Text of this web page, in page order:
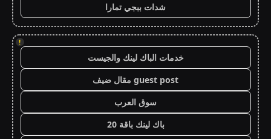
شدات ببجي تمارا
!
خدمات الباك لينك والجيست
guest post مقال ضيف
سوق العرب
باك لينك باقة 20